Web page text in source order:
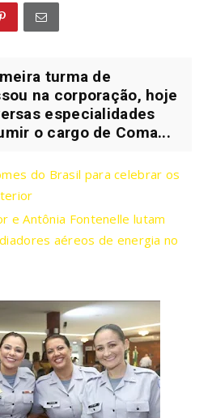
turma de
na corporação, hoje
especialidades
o cargo de Coma...
do Brasil para celebrar os
e Antônia Fontenelle lutam
aéreos de energia no